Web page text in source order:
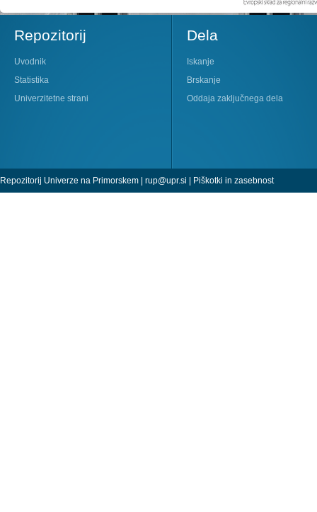
Repozitorij
Uvodnik
Statistika
Univerzitetne strani
Dela
Iskanje
Brskanje
Oddaja zaključnega dela
Repozitorij Univerze na Primorskem | rup@upr.si | Piškotki in zasebnost